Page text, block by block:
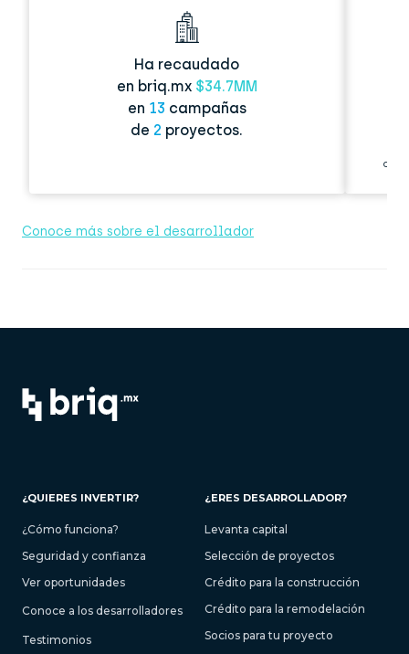
Ha recaudado
en briq.mx $34.7MM
en 13 campañas
de 2 proyectos.
de
Conoce más sobre el desarrollador
¿QUIERES INVERTIR?
¿Cómo funciona?
Seguridad y confianza
Ver oportunidades
Conoce a los desarrolladores
Testimonios
¿ERES DESARROLLADOR?
Levanta capital
Selección de proyectos
Crédito para la construcción
Crédito para la remodelación
Socios para tu proyecto